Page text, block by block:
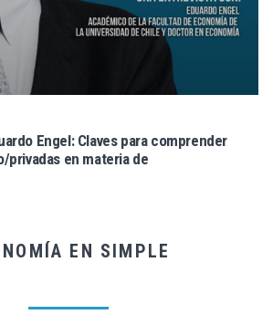
Engel: Claves para comprender
privadas en materia de
EN SIMPLE